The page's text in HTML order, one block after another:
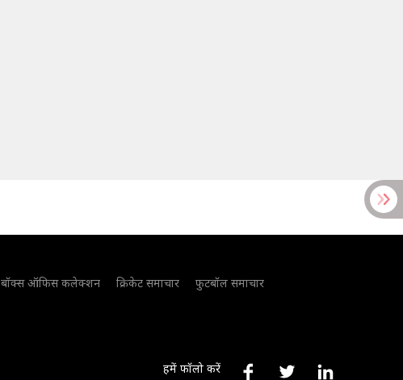
बॉक्स ऑफिस कलेक्शन क्रिकेट समाचार
फुटबॉल समाचार
हमें फॉलो करें